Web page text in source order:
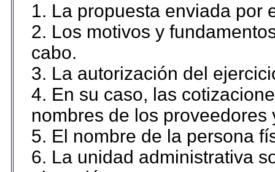
1. La propuesta enviada por
2. Los motivos y
cabo.
3. La autorización del
4. En su caso, las
nombres de los proveedores
5. El nombre de la persona
6. La unidad administrativa